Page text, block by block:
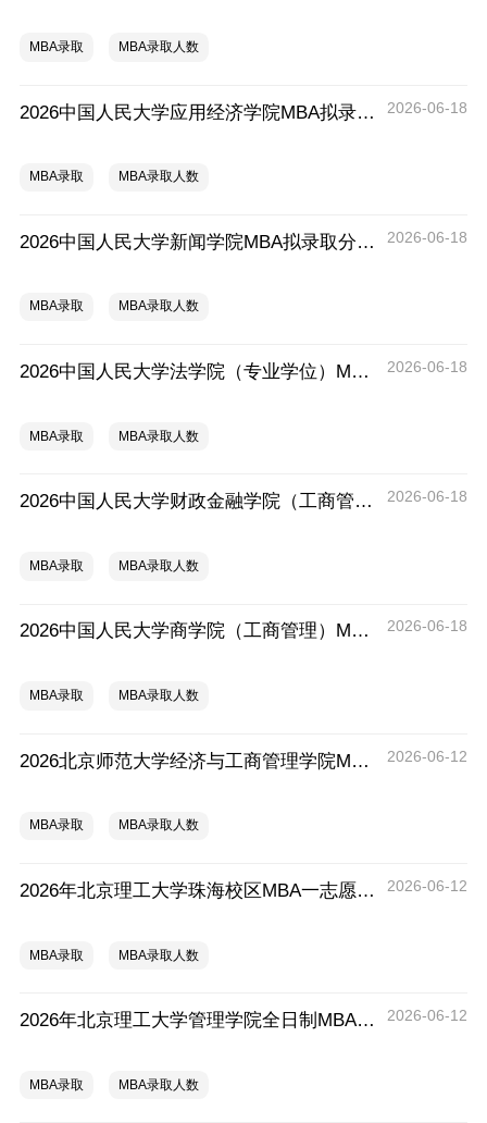
MBA录取 MBA录取人数
2026中国人民大学应用经济学院MBA拟录取分析解读 2026-06-18
MBA录取 MBA录取人数
2026中国人民大学新闻学院MBA拟录取分析解读 2026-06-18
MBA录取 MBA录取人数
2026中国人民大学法学院（专业学位）MBA拟录取分析解读 2026-06-18
MBA录取 MBA录取人数
2026中国人民大学财政金融学院（工商管理）MBA拟录取分析解读 2026-06-18
MBA录取 MBA录取人数
2026中国人民大学商学院（工商管理）MBA拟录取分析解读 2026-06-18
MBA录取 MBA录取人数
2026北京师范大学经济与工商管理学院MBA拟录取分析解读 2026-06-12
MBA录取 MBA录取人数
2026年北京理工大学珠海校区MBA一志愿拟录取分析解读 2026-06-12
MBA录取 MBA录取人数
2026年北京理工大学管理学院全日制MBA拟录取分析解读 2026-06-12
MBA录取 MBA录取人数